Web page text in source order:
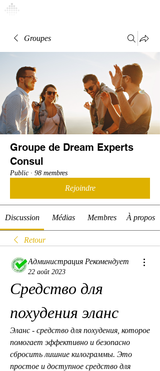
Groupes
Groupe de Dream Experts
Consul
Public · 98 membres
Rejoindre
Discussion Médias Membres À propos
Retour
Администрация Рекомендует
22 août 2023
Средство для
похудения эланс
Эланс - средство для похудения, которое
помогает эффективно и безопасно
сбросить лишние килограммы. Это
простое и доступное средство для